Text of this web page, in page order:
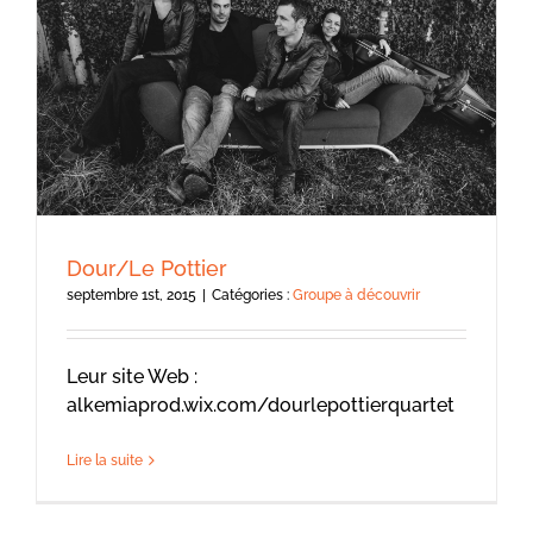
Dour/Le Pottier
septembre 1st, 2015 | Catégories : Groupe à découvrir
Leur site Web :
alkemiaprod.wix.com/dourlepottierquartet
Lire la suite